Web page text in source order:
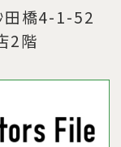
田橋4-1-52
2階